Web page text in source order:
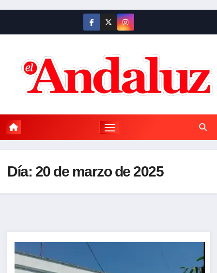
contenido
Día: 20 de marzo de 2025